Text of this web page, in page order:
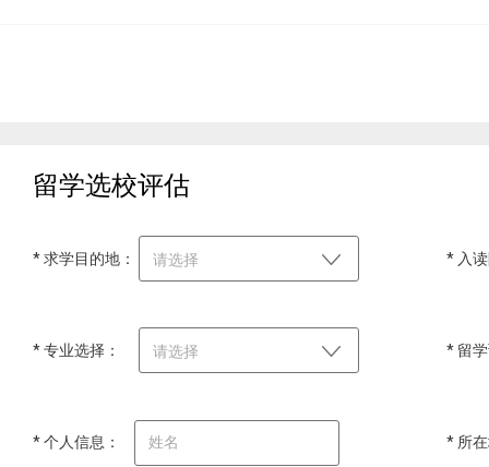
留学选校评估
* 求学目的地： 请选择 * 入
* 专业选择： 请选择 * 留
* 个人信息： * 所